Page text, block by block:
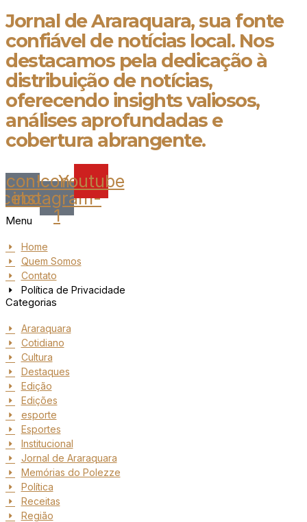
Jornal de Araraquara, sua fonte
confiável de notícias local. Nos
destacamos pela dedicação à
distribuição de notícias,
oferecendo insights valiosos,
análises aprofundadas e
cobertura abrangente.
Icon-Icon-
instagram-
1
Youtube
Menu
Home
Quem Somos
Contato
Política de Privacidade
Categorias
Araraquara
Cotidiano
Cultura
Destaques
Edição
Edições
esporte
Esportes
Institucional
Jornal de Araraquara
Memórias do Polezze
Política
Receitas
Região